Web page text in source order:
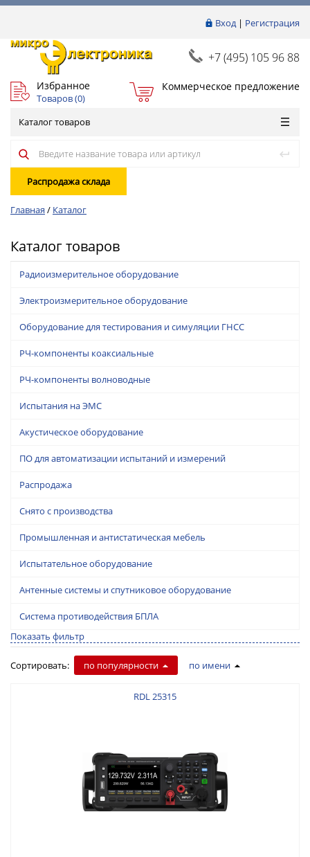
Вход| Регистрация
+7 (495) 105 96 88
Избранное
Товаров (0)
Коммерческое предложение
Каталог товаров
Распродажа склада
Главная / Каталог
Каталог товаров
Радиоизмерительное оборудование
Электроизмерительное оборудование
Оборудование для тестирования и симуляции ГНСС
РЧ-компоненты коаксиальные
РЧ-компоненты волноводные
Испытания на ЭМС
Акустическое оборудование
ПО для автоматизации испытаний и измерений
Распродажа
Снято с производства
Промышленная и антистатическая мебель
Испытательное оборудование
Антенные системы и спутниковое оборудование
Система противодействия БПЛА
Показать фильтр
Сортировать: по популярности по имени
RDL 25315